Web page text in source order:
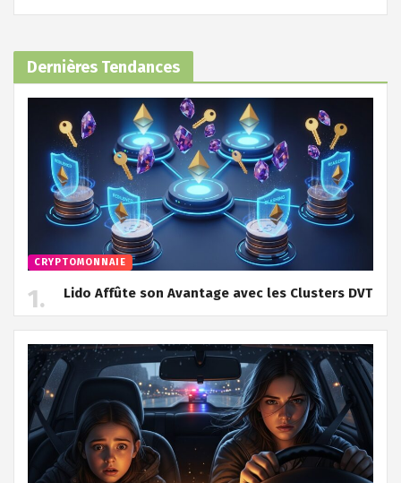
Dernières Tendances
CRYPTOMONNAIE
Lido Affûte son Avantage avec les Clusters DVT